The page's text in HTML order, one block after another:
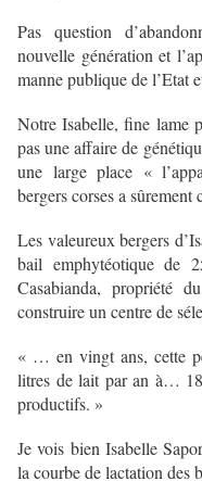
Pas question
nouvelle génération et
manne publique de l’Etat
Notre Isabelle, fine lame
pas une affaire de
une large place «
bergers corses a
Les valeureux bergers
bail emphytéotique de
Casabianda, propriété
construire un centre de
« … en vingt ans, cette
litres de lait par an à…
productifs. »
Je vois bien Isabelle
la courbe de lactation des